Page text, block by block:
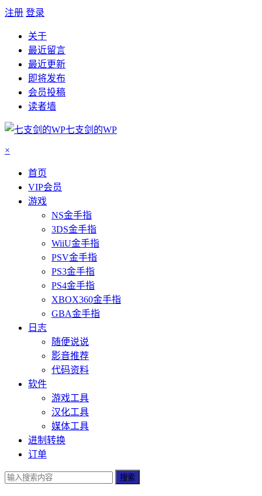
注册 登录
关于
最近留言
最近更新
即将发布
会员投稿
读者墙
七支剑的WP
×
首页
VIP会员
游戏
NS金手指
3DS金手指
WiiU金手指
PSV金手指
PS3金手指
PS4金手指
XBOX360金手指
GBA金手指
日志
随便说说
影音推荐
代码资料
软件
游戏工具
汉化工具
媒体工具
进制转换
订单
搜索